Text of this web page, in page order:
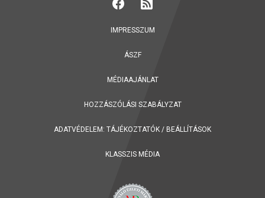
IMPRESSZUM
ÁSZF
MÉDIAAJÁNLAT
HOZZÁSZÓLÁSI SZABÁLYZAT
ADATVÉDELEM: TÁJÉKOZTATÓK / BEÁLLÍTÁSOK
KLASSZIS MÉDIA